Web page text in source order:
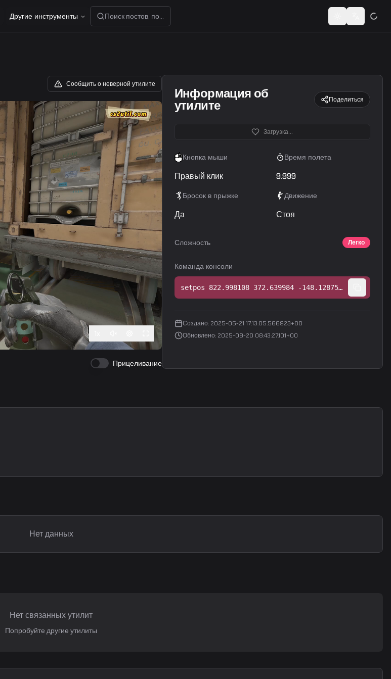
Другие инструменты Поиск постов, пользователей или кодов шеринга... Toggle theme
Switch
Сообщить о неверной утилите
Прицеливание
Информация об
утилите Поделиться
Загрузка...
Кнопка мыши
Правый клик
Время полета
9.999
Бросок в прыжке
Да
Движение
Стоя
Сложность Легко
Команда консоли
setpos 822.998108 372.639984 -148.128754;setang 13.569661 48.196407 0.000000
Создано: 2025-05-21 17:13:05.566923+00
Обновлено: 2025-08-20 08:43:27.101+00
Нет данных
Нет связанных утилит
Попробуйте другие утилиты